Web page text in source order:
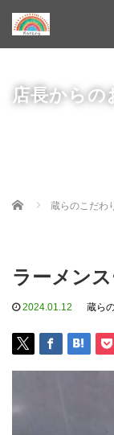
店長からの
Home 蔵らのこだわ
ラーメン
2024.01.12 蔵ら